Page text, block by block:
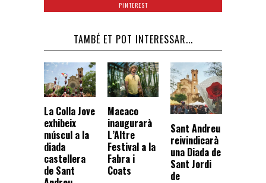
PINTEREST
TAMBÉ ET POT INTERESSAR...
La Colla Jove
exhibeix
múscul a la
diada
castellera
de Sant
Macaco
inaugurarà
L’Altre
Festival a la
Fabra i
Coats
Sant Andreu
reivindicarà
una Diada de
Sant Jordi
de